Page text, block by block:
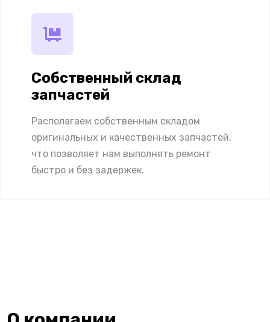
Собственный склад
запчастей
Располагаем собственным складом
оригинальных и качественных запчастей,
что позволяет нам выполнять ремонт
быстро и без задержек.